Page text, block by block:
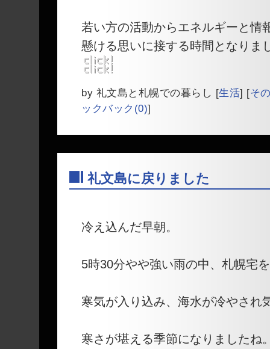
若い方の活動からエネルギーと情
懸ける思いに接する時間となりま
by 礼文島と札幌での暮らし [生活] [そ
ックバック(0)]
礼文島に戻りました
冷え込んだ早朝。
5時30分やや強い雨の中、札幌宅
寒気が入り込み、海水が冷やされ
寒さが堪える季節になりましたね